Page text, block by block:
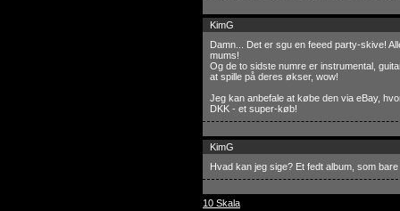
KimG
Damn... Det er sgu en feeed party-skive!
mums!
Og de to sidste numre er instrumental,
at spille på deres økser, wow!
Jeg kan anbefale at købe den via eBay,
DKK - et super-køb!
KimG
Hvad kan jeg sige? Et fedt album, som
10 Skala